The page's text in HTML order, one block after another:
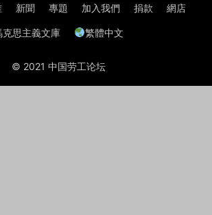
新聞 專題 加入我們 捐款 網店
克思主義文庫 繁體中文
© 2021 中国劳工论坛